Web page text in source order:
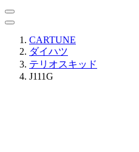
CARTUNE
ダイハツ
テリオスキッド
J111G